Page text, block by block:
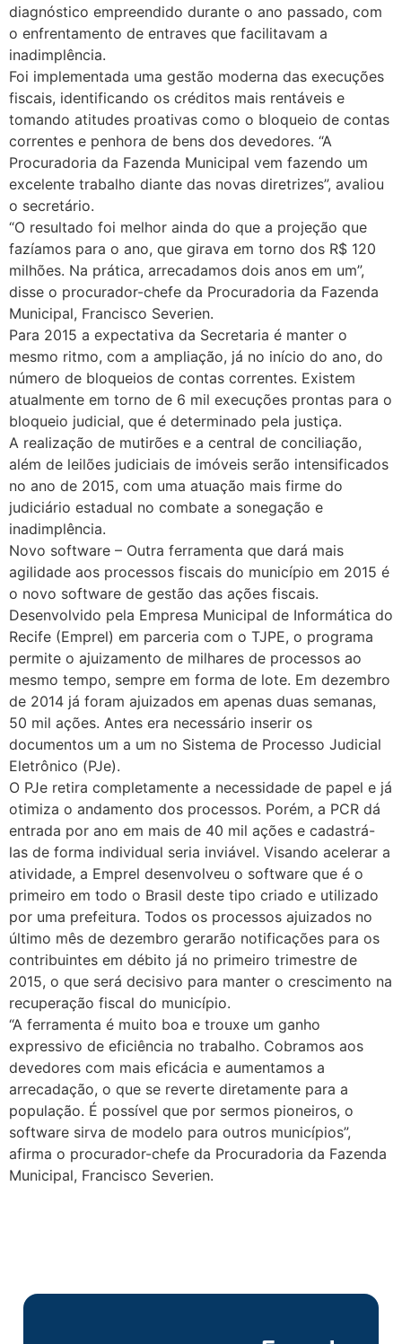
diagnóstico empreendido durante o ano passado, com
o enfrentamento de entraves que facilitavam a
inadimplência.
Foi implementada uma gestão moderna das execuções
fiscais, identificando os créditos mais rentáveis e
tomando atitudes proativas como o bloqueio de contas
correntes e penhora de bens dos devedores. “A
Procuradoria da Fazenda Municipal vem fazendo um
excelente trabalho diante das novas diretrizes”, avaliou
o secretário.
“O resultado foi melhor ainda do que a projeção que
fazíamos para o ano, que girava em torno dos R$ 120
milhões. Na prática, arrecadamos dois anos em um”,
disse o procurador-chefe da Procuradoria da Fazenda
Municipal, Francisco Severien.
Para 2015 a expectativa da Secretaria é manter o
mesmo ritmo, com a ampliação, já no início do ano, do
número de bloqueios de contas correntes. Existem
atualmente em torno de 6 mil execuções prontas para o
bloqueio judicial, que é determinado pela justiça.
A realização de mutirões e a central de conciliação,
além de leilões judiciais de imóveis serão intensificados
no ano de 2015, com uma atuação mais firme do
judiciário estadual no combate a sonegação e
inadimplência.
Novo software – Outra ferramenta que dará mais
agilidade aos processos fiscais do município em 2015 é
o novo software de gestão das ações fiscais.
Desenvolvido pela Empresa Municipal de Informática do
Recife (Emprel) em parceria com o TJPE, o programa
permite o ajuizamento de milhares de processos ao
mesmo tempo, sempre em forma de lote. Em dezembro
de 2014 já foram ajuizados em apenas duas semanas,
50 mil ações. Antes era necessário inserir os
documentos um a um no Sistema de Processo Judicial
Eletrônico (PJe).
O PJe retira completamente a necessidade de papel e já
otimiza o andamento dos processos. Porém, a PCR dá
entrada por ano em mais de 40 mil ações e cadastrá-
las de forma individual seria inviável. Visando acelerar a
atividade, a Emprel desenvolveu o software que é o
primeiro em todo o Brasil deste tipo criado e utilizado
por uma prefeitura. Todos os processos ajuizados no
último mês de dezembro gerarão notificações para os
contribuintes em débito já no primeiro trimestre de
2015, o que será decisivo para manter o crescimento na
recuperação fiscal do município.
“A ferramenta é muito boa e trouxe um ganho
expressivo de eficiência no trabalho. Cobramos aos
devedores com mais eficácia e aumentamos a
arrecadação, o que se reverte diretamente para a
população. É possível que por sermos pioneiros, o
software sirva de modelo para outros municípios”,
afirma o procurador-chefe da Procuradoria da Fazenda
Municipal, Francisco Severien.